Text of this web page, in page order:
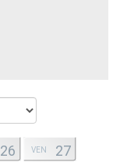
26 VEN 27